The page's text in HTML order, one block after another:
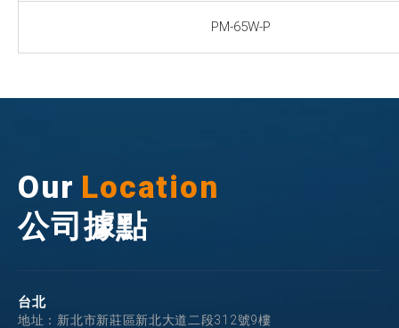
PM-65W-P
Our Location
公司據點
台北
地址：新北市新莊區新北大道二段312號9樓